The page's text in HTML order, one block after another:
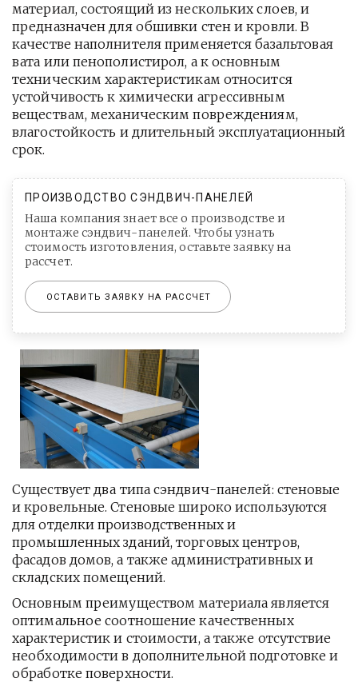
материал, состоящий из нескольких слоев, и
предназначен для обшивки стен и кровли. В
качестве наполнителя применяется базальтовая
вата или пенополистирол, а к основным
техническим характеристикам относится
устойчивость к химически агрессивным
веществам, механическим повреждениям,
влагостойкость и длительный эксплуатационный
срок.
ПРОИЗВОДСТВО СЭНДВИЧ-ПАНЕЛЕЙ
Наша компания знает все о производстве и
монтаже сэндвич-панелей. Чтобы узнать
стоимость изготовления, оставьте заявку на
рассчет.
ОСТАВИТЬ ЗАЯВКУ НА РАССЧЕТ
Существует два типа сэндвич-панелей: стеновые
и кровельные. Стеновые широко используются
для отделки производственных и
промышленных зданий, торговых центров,
фасадов домов, а также административных и
складских помещений.
Основным преимуществом материала является
оптимальное соотношение качественных
характеристик и стоимости, а также отсутствие
необходимости в дополнительной подготовке и
обработке поверхности.